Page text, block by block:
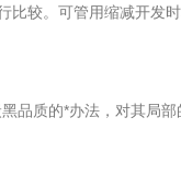
较。可管用缩减开发
品质的*办法，对其局部